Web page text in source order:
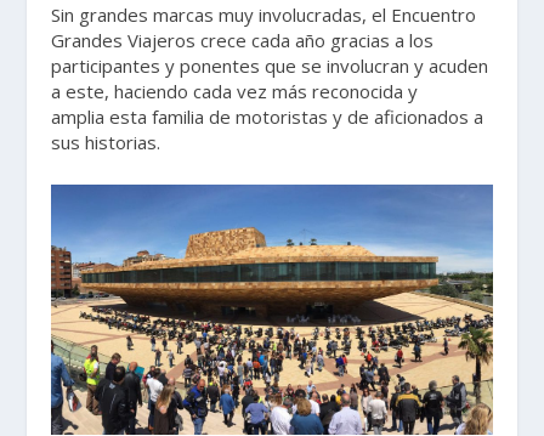
Sin grandes marcas muy involucradas, el Encuentro
Grandes Viajeros crece cada año gracias a los
participantes y ponentes que se involucran y acuden
a este, haciendo cada vez más reconocida y
amplia esta familia de motoristas y de aficionados a
sus historias.